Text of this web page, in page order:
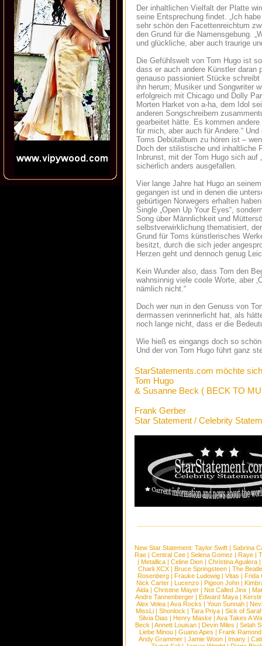
Der inhaltlichen Vielfalt der Platte
seine Entsprechung findet. „Ich
sehr schön den Facettenreichtum
den Grund für die Namensgebung.
und glückliche, aber auch traurige
Die Gefühlswelt von Tom Hugo ist
dass er auch andere Künstler daran
genauso passioniert Stücke
ihn herum; Musiker und Songwriter
erfolgreich mit Chicago und Dolly
Morten Harket von a-ha, dem Idol
anderen Songschreibern
gearbeitet hätte. Es kommen
für mich, aber auch für Andere.“
Toms Debütalbum zu hören ist –
Doch der stilistische und inhaltliche
Inbrunst, mit der Tom Hugo sich
sicherlich anders ausgefallen.
Vier lange Jahre hat Hugo an
gegangen ist und in denen die
gebürtigen Norwegers erhalten
Single „Open Up Your Eyes“,
Song über Männlichkeit und
selbstverwirklichung thematisiert,
Grund für Toms künstlerisches
besitzt, durch die sich jeder
Herzen geht und dennoch genug
Kein Wunder also, dass Tom den
wahnsinnig viele coole Worte, aber
nämlich nicht.“
Doch wer nun in den Genuss von
dermassen verinnerlicht hat, als
noch lange nicht, dass er die
Wie hieß es eingangs doch so
Und der von Tom Hugo führt ganz
StarStatements.com möchte
Tom Hugo
& Susanne Beck ( BECK TO
Frank Gerber
Star Statement / Celebrity
New Star Statement: Taylor Swift | Sabrina
Rae |Central Cee |Selena Gomez |Raye |
| Metallica | Celine Dion | Christina Aguilera |
Charli XCX |Bruce Springsteen |The
Rosenberg | Frauke Ludowig | Vitas | Frida
Nick Carter | Lucenzo | Pigeon John |
Aida |Christine Mayer |Not Called Jinx |
Andre Tannenberger | Edward Maya |
Alex Velea | Ava Rocks | Youn Sunnah |
MissLi | Shonlock | Tara Priya | Sick of
Silvia Dias |Henry Maske |Ava Takes A
Beck |Annett Louisan |Devin Miles |Selah
Liebe Minou |Guano Apes |Frank Ramond
Andy Grammer |Jamie Woon | Imany |